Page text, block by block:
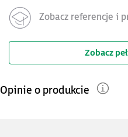
Zobacz referencje i
Zobacz
Opinie o produkcie